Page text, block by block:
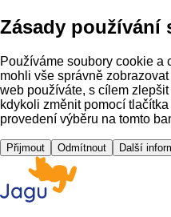
Zásady používání
Používáme soubory cookie a
mohli vše správně
web používáte, s cílem
kdykoli změnit pomocí
provedení výběru na tomto
Přijmout Odmítnout Další